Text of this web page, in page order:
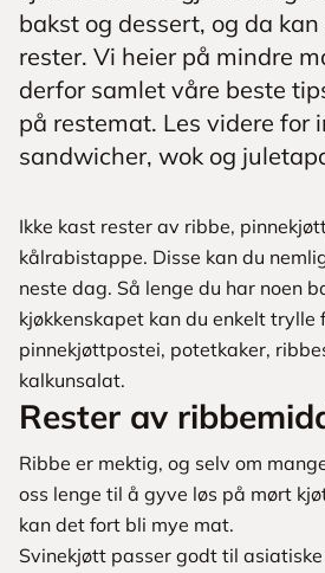
bakst og dessert, og da
rester. Vi heier på mindre
derfor samlet våre beste
på restemat. Les videre for
sandwicher, wok og
Ikke kast rester av ribbe,
kålrabistappe. Disse kan du
neste dag. Så lenge du har noen
kjøkkenskapet kan du enkelt trylle
pinnekjøttpostei, potetkaker,
kalkunsalat.
Rester av
Ribbe er mektig, og selv om
oss lenge til å gyve løs på mørt
kan det fort bli mye mat.
Svinekjøtt passer godt til